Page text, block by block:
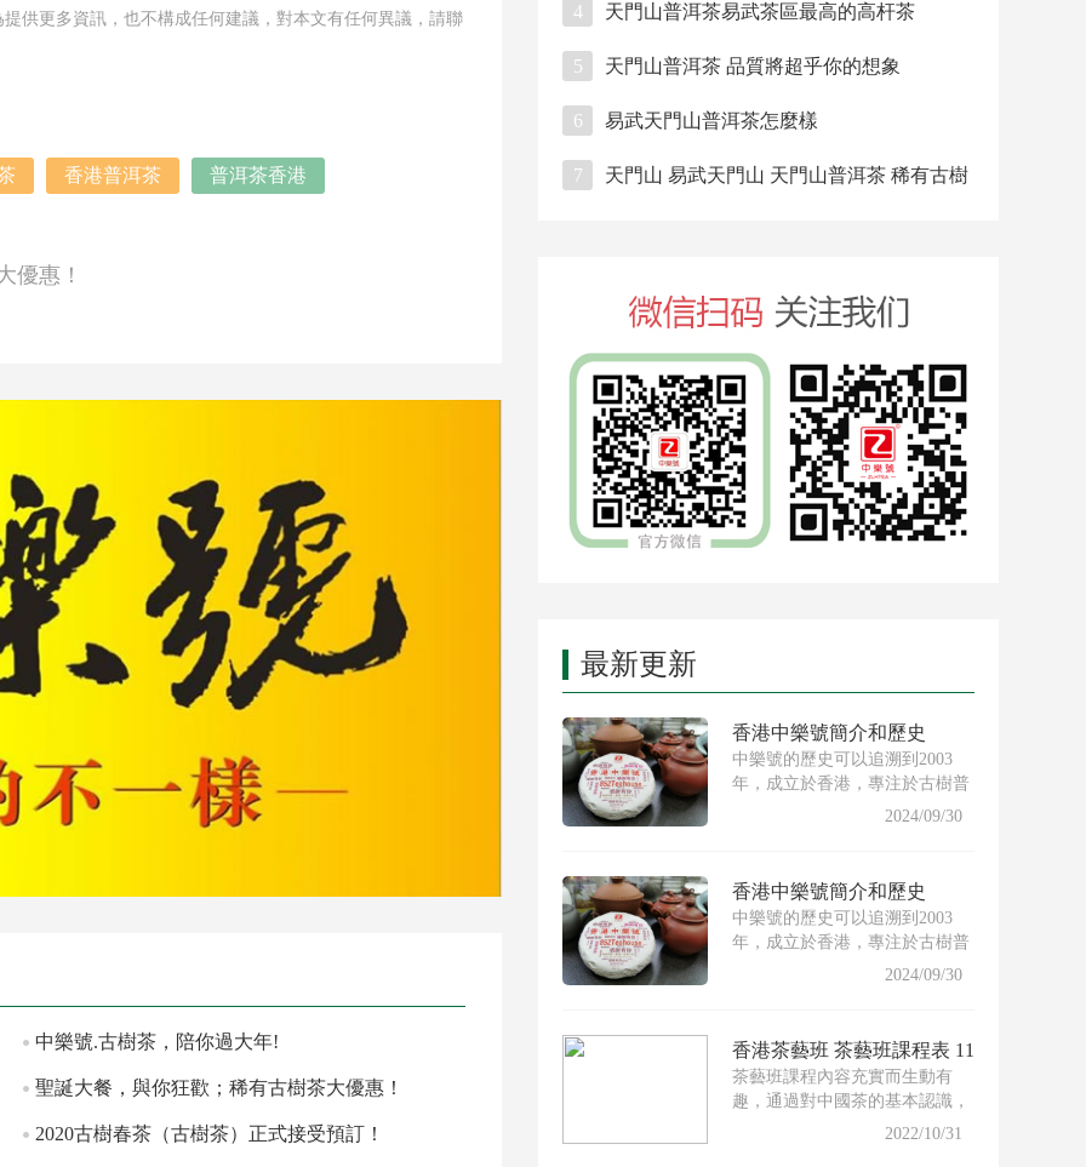
供更多資訊，也不構成任何建議，對本文有任何異議，請聯
香港普洱茶 普洱茶香港
優惠！
中樂號.古樹茶，陪你過大年!
聖誕大餐，與你狂歡；稀有古樹茶大優惠！
2020古樹春茶（古樹茶）正式接受預訂！
4 天門山普洱茶易武茶區最高的高杆茶
5 天門山普洱茶 品質將超乎你的想象
6 易武天門山普洱茶怎麼樣
7 天門山 易武天門山 天門山普洱茶 稀有古樹
最新更新
香港中樂號簡介和歷史
中樂號的歷史可以追溯到2003
年，成立於香港，專注於古樹普
洱茶的製作與推廣。創始人希
2024/09/30
香港中樂號簡介和歷史
中樂號的歷史可以追溯到2003
年，成立於香港，專注於古樹普
洱茶的製作與推廣。創始人希
2024/09/30
香港茶藝班 茶藝班課程表 11
月份
茶藝班課程內容充實而生動有
趣，通過對中國茶的基本認識，
配以適合的茶具及沖泡技巧，
2022/10/31